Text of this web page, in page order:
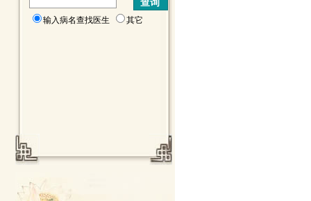
输入病名查找医生 其它